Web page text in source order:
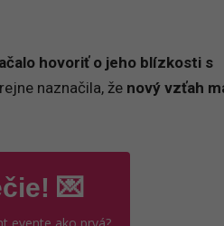
hovoriť o jeho blízkosti s
naznačila, že nový vzťah
💌